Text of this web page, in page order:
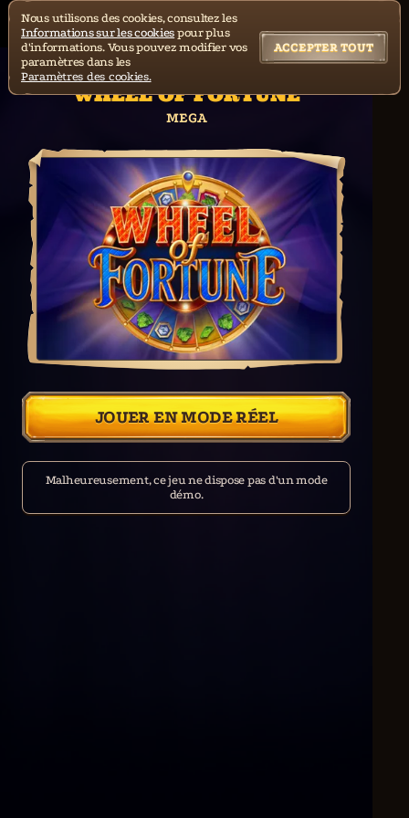
WHEEL OF FORTUNE
MEGA
JOUER EN MODE RÉEL
Malheureusement, ce jeu ne dispose pas d'un mode
démo.
Nous utilisons des cookies, consultez les
Informations sur les cookies pour plus
d'informations. Vous pouvez modifier vos
paramètres dans les
Paramètres des cookies.
ACCEPTER TOUT